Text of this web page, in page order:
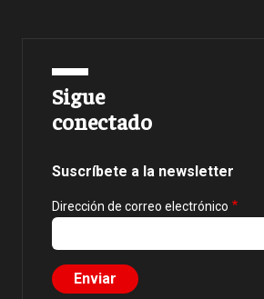
Sigue
conectado
Suscríbete a la newsletter
Dirección de correo electrónico